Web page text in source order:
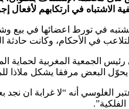
في ارتكابهم لأفعال
يشتبه في تورط اعضائها في بيع
بالتلاعب في الأحكام، وكانت
الجمعية المغربية لحماية
البعض مرفقا يشكل ملاذا
الغلوسي أنه “لا غرابة ان